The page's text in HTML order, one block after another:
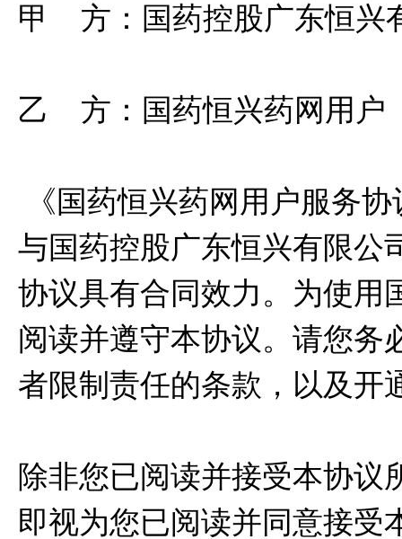
甲 方：国药控股广东恒兴
乙 方：国药恒兴药网用户
《国药恒兴药网用户服务
与国药控股广东恒兴有限公
协议具有合同效力。为使用
阅读并遵守本协议。请您务
者限制责任的条款，以及开
除非您已阅读并接受本协议
即视为您已阅读并同意接受